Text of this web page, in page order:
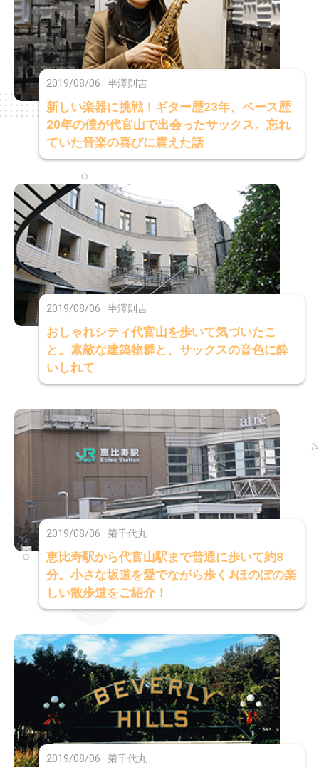
2019/08/06 半澤則吉
新しい楽器に挑戦！ギター歴23年、ベース歴
20年の僕が代官山で出会ったサックス。忘れ
ていた音楽の喜びに震えた話
2019/08/06 半澤則吉
おしゃれシティ代官山を歩いて気づいたこ
と。素敵な建築物群と、サックスの音色に酔
いしれて
2019/08/06 菊千代丸
恵比寿駅から代官山駅まで普通に歩いて約8
分。小さな坂道を愛でながら歩く♪ほのぼの楽
しい散歩道をご紹介！
2019/08/06 菊千代丸